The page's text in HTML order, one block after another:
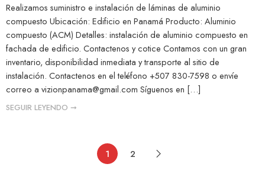
Realizamos suministro e instalación de láminas de aluminio
compuesto Ubicación: Edificio en Panamá Producto: Aluminio
compuesto (ACM) Detalles: instalación de aluminio compuesto en
fachada de edificio. Contactenos y cotice Contamos con un gran
inventario, disponibilidad inmediata y transporte al sitio de
instalación. Contactenos en el teléfono +507 830-7598 o envíe
correo a vizionpanama@gmail.com Síguenos en […]
SEGUIR LEYENDO ➞
1 2